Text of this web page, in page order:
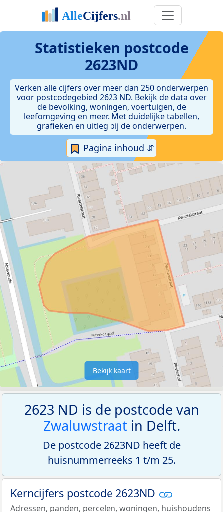
Statistieken postcode
2623ND
Verken alle cijfers over meer dan 250 onderwerpen
voor postcodegebied 2623 ND. Bekijk de data over
de bevolking, woningen, voertuigen, de
leefomgeving en meer. Met duidelijke tabellen,
grafieken en uitleg bij de onderwerpen.
Pagina inhoud ⇵
Bekijk kaart
2623 ND is de postcode van
Zwaluwstraatin Delft.
De postcode 2623ND heeft de
huisnummerreeks 1 t/m 25.
Kerncijfers postcode 2623ND
Adressen, panden, percelen, woningen, huishoudens